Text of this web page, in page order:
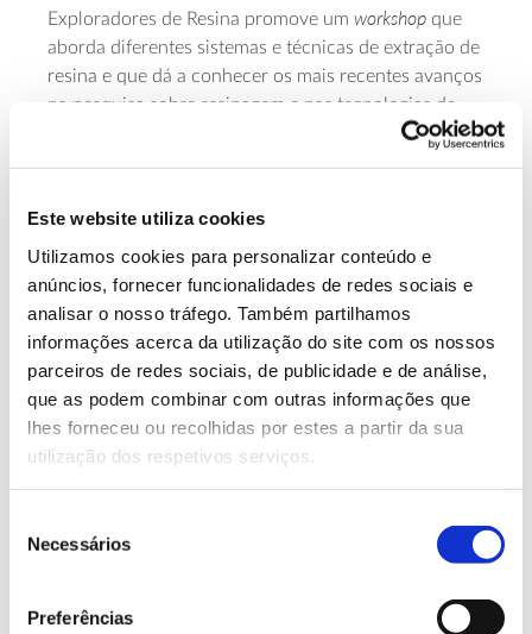
Este website utiliza cookies
Utilizamos cookies para personalizar conteúdo e
anúncios, fornecer funcionalidades de redes sociais e
analisar o nosso tráfego. Também partilhamos
informações acerca da utilização do site com os nossos
parceiros de redes sociais, de publicidade e de análise,
que as podem combinar com outras informações que
lhes forneceu ou recolhidas por estes a partir da sua
utilização dos respetivos serviços.
Necessários
Preferências
Exploradores de Resina promove um workshop que
aborda diferentes sistemas e técnicas de extração de
resina e que dá a conhecer os mais recentes avanços
na pesquisa sobre resinagem e nas tecnologias de
as 09:00 e as 12:00.
Saber mais
13.07.2026
Genoma do priolo e de outras espécies em risco:
conhecer para conservar
Registar galhas de Trichi em acácia-das-espigas: